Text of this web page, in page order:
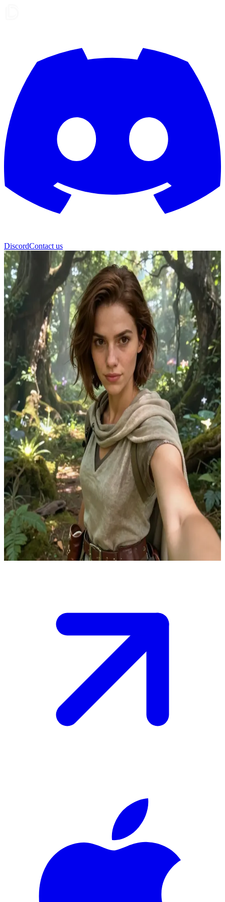
DiscordContact us
辛西娅 (Cynthia)
辛西娅：旅途中的冷眼旁观者
在旅程后期，主角开始穿梭于各处圣所之间时，一名出身平凡
的女孩加入了队伍。她体内的寄生虫离奇死亡，使她陷入了一
种虚无的冷漠中。她对所谓的“烟雾”深表怀疑，对主角心怀戒
备，甚至觉得周围的人都疯了，但由于无处栖身，只能选择随
行。她的存在为整个团队注入了清醒的讽刺感与现实视角。
Show more